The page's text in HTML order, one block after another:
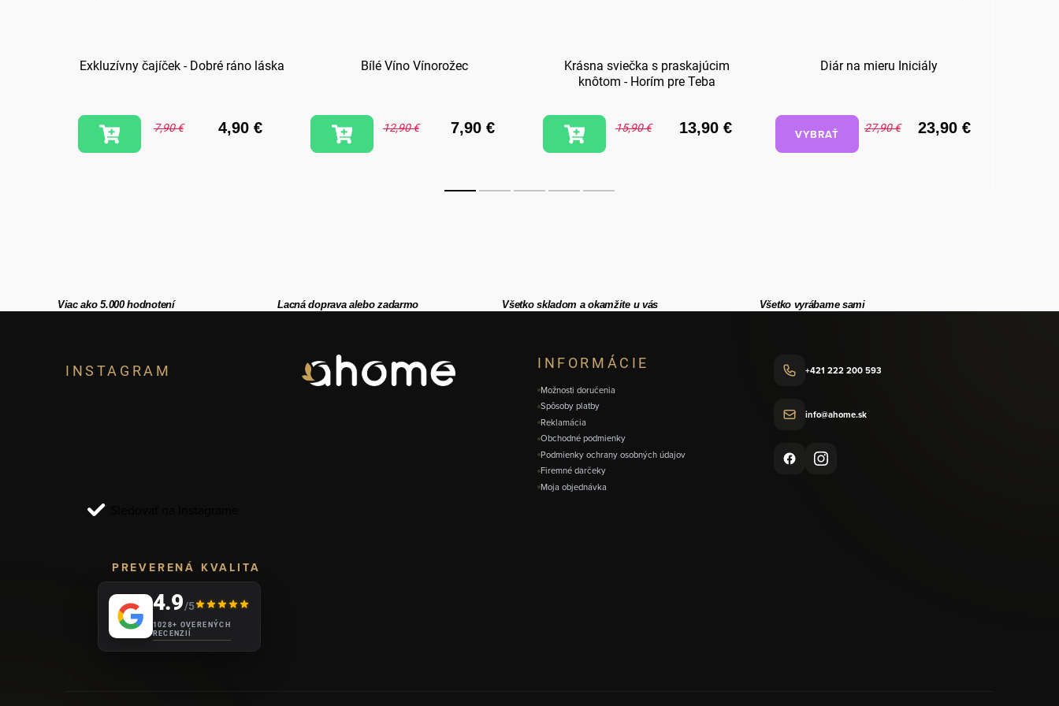
Exkluzívny čajíček - Dobré ráno láska
7,90 € 4,90 €
Bílé Víno Vínorožec
12,90 € 7,90 €
Krásna sviečka s praskajúcim
knôtom - Horím pre Teba
15,90 € 13,90 €
Diár na mieru Iniciály
27,90 € 23,90 €
VYBRAŤ
Viac ako 5.000 hodnotení Lacná doprava alebo zadarmo Všetko skladom a okamžite u vás Všetko vyrábame sami
INSTAGRAM INFORMÁCIE
Možnosti doručenia
Spôsoby platby
Reklamácia
Obchodné podmienky
Podmienky ochrany osobných údajov
Firemné darčeky
Moja objednávka
+421 222 200 593
info@ahome.sk
PREVERENÁ KVALITA
4.9/5
1028+ OVERENÝCH
RECENZIÍ